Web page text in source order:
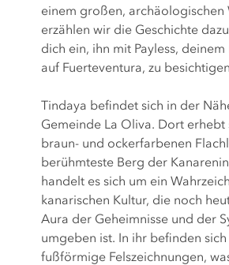
einem großen, archäologischen
erzählen wir die Geschichte
dich ein, ihn mit Payless,
auf Fuerteventura, zu
Tindaya befindet sich in der
Gemeinde La Oliva. Dort erhebt
braun- und ockerfarbenen
berühmteste Berg der
handelt es sich um ein
kanarischen Kultur, die noch
Aura der Geheimnisse und der
umgeben ist. In ihr befinden
fußförmige Felszeichnungen,